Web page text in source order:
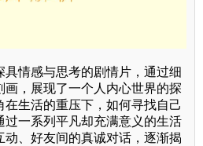
具情感与思考的剧情片，通过细
画，展现了一个人内心世界的探
生活的重压下，如何寻找自己
过一系列平凡却充满意义的生活
动、好友间的真诚对话，逐渐揭